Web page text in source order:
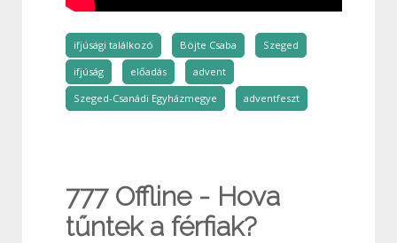
ifjúsági találkozó Böjte Csaba
Szeged
ifjúság
előadás
advent
Szeged-Csanádi Egyházmegye
adventfeszt
777 Offline - Hova
tűntek a férfiak?